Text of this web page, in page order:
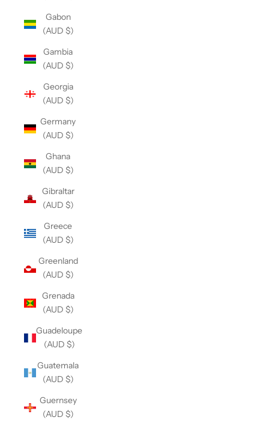
Gabon
(AUD $)
Gambia
(AUD $)
Georgia
(AUD $)
Germany
(AUD $)
Ghana
(AUD $)
Gibraltar
(AUD $)
Greece
(AUD $)
Greenland
(AUD $)
Grenada
(AUD $)
Guadeloupe
(AUD $)
Guatemala
(AUD $)
Guernsey
(AUD $)